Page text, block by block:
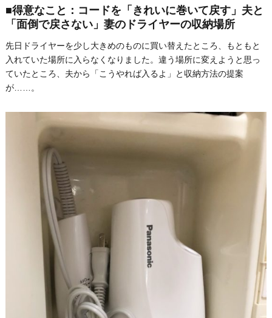
■得意なこと：コードを「きれいに巻いて戻す」夫と
「面倒で戻さない」妻のドライヤーの収納場所
先日ドライヤーを少し大きめのものに買い替えたところ、もともと
入れていた場所に入らなくなりました。違う場所に変えようと思っ
ていたところ、夫から「こうやれば入るよ」と収納方法の提案
が……。